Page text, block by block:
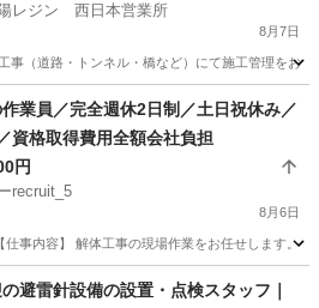
レジン 西日本営業所
8月7日
事（道路・トンネル・橋など）にて施工管理をお
未経験
業員／完全週休2日制／土日祝休み／
資格取得費用全額会社負担
円
recruit_5
8月6日
仕事内容】 解体工事の現場作業をお任せします。
未経験
避雷針設備の設置・点検スタッフ｜